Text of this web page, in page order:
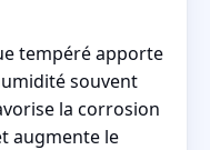
tempéré apporte
souvent
la corrosion
augmente le